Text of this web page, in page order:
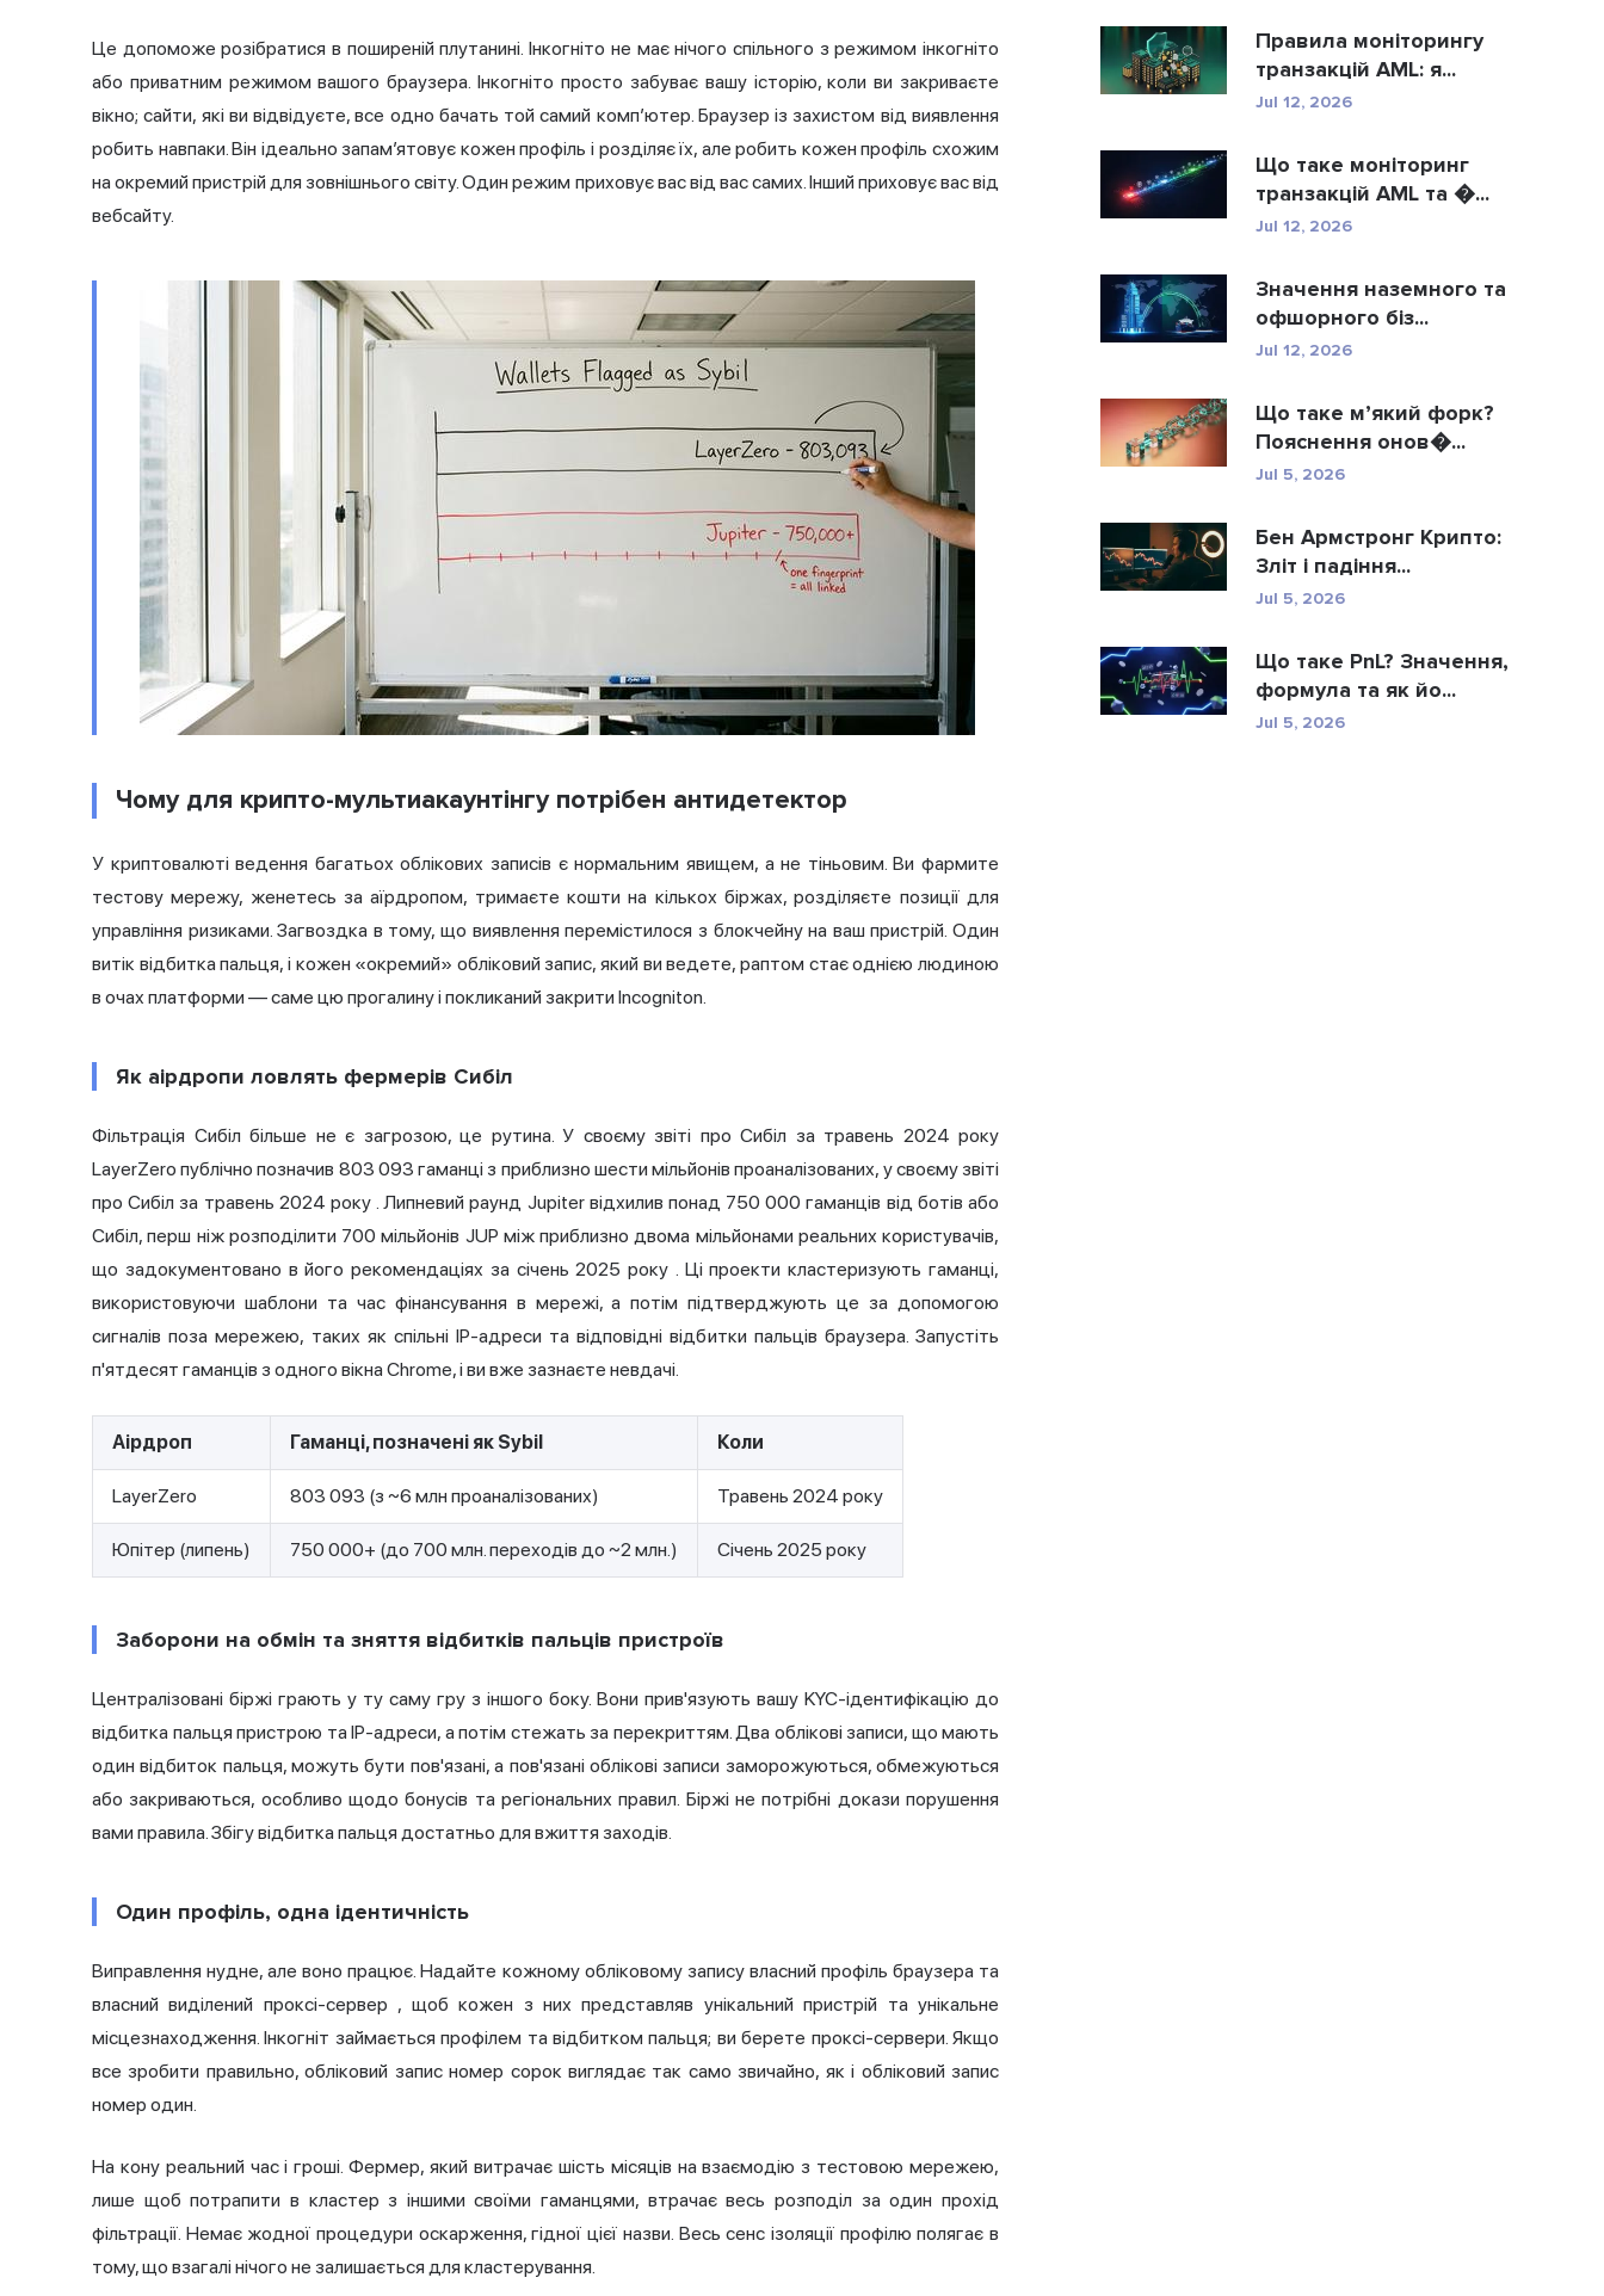
Це допоможе розібратися в поширеній плутанині. Інкогніто не має нічого спільного з режимом інкогніто
або приватним режимом вашого браузера. Інкогніто просто забуває вашу історію, коли ви закриваєте
вікно; сайти, які ви відвідуєте, все одно бачать той самий комп’ютер. Браузер із захистом від виявлення
робить навпаки. Він ідеально запам’ятовує кожен профіль і розділяє їх, але робить кожен профіль схожим
на окремий пристрій для зовнішнього світу. Один режим приховує вас від вас самих. Інший приховує вас від
вебсайту.
Чому для крипто-мультиакаунтінгу потрібен антидетектор
У криптовалюті ведення багатьох облікових записів є нормальним явищем, а не тіньовим. Ви фармите
тестову мережу, женетесь за аїрдропом, тримаєте кошти на кількох біржах, розділяєте позиції для
управління ризиками. Загвоздка в тому, що виявлення перемістилося з блокчейну на ваш пристрій. Один
витік відбитка пальця, і кожен «окремий» обліковий запис, який ви ведете, раптом стає однією людиною
в очах платформи — саме цю прогалину і покликаний закрити Incogniton.
Як аірдропи ловлять фермерів Сибіл
Фільтрація Сибіл більше не є загрозою, це рутина. У своєму звіті про Сибіл за травень 2024 року
LayerZero публічно позначив 803 093 гаманці з приблизно шести мільйонів проаналізованих, у своєму звіті
про Сибіл за травень 2024 року. Липневий раунд Jupiter відхилив понад 750 000 гаманців від ботів або
Сибіл, перш ніж розподілити 700 мільйонів JUP між приблизно двома мільйонами реальних користувачів,
що задокументовано в його рекомендаціях за січень 2025 року . Ці проекти кластеризують гаманці,
використовуючи шаблони та час фінансування в мережі, а потім підтверджують це за допомогою
сигналів поза мережею, таких як спільні IP-адреси та відповідні відбитки пальців браузера. Запустіть
п'ятдесят гаманців з одного вікна Chrome, і ви вже зазнаєте невдачі.
Аірдроп Гаманці, позначені як Sybil Коли
LayerZero 803 093 (з ~6 млн проаналізованих) Травень 2024 року
Юпітер (липень) 750 000+ (до 700 млн. переходів до ~2 млн.) Січень 2025 року
Заборони на обмін та зняття відбитків пальців пристроїв
Централізовані біржі грають у ту саму гру з іншого боку. Вони прив'язують вашу KYC-ідентифікацію до
відбитка пальця пристрою та IP-адреси, а потім стежать за перекриттям. Два облікові записи, що мають
один відбиток пальця, можуть бути пов'язані, а пов'язані облікові записи заморожуються, обмежуються
або закриваються, особливо щодо бонусів та регіональних правил. Біржі не потрібні докази порушення
вами правила. Збігу відбитка пальця достатньо для вжиття заходів.
Один профіль, одна ідентичність
Виправлення нудне, але воно працює. Надайте кожному обліковому запису власний профіль браузера та
власний виділений проксі-сервер , щоб кожен з них представляв унікальний пристрій та унікальне
місцезнаходження. Інкогніт займається профілем та відбитком пальця; ви берете проксі-сервери. Якщо
все зробити правильно, обліковий запис номер сорок виглядає так само звичайно, як і обліковий запис
номер один.
На кону реальний час і гроші. Фермер, який витрачає шість місяців на взаємодію з тестовою мережею,
лише щоб потрапити в кластер з іншими своїми гаманцями, втрачає весь розподіл за один прохід
фільтрації. Немає жодної процедури оскарження, гідної цієї назви. Весь сенс ізоляції профілю полягає в
тому, що взагалі нічого не залишається для кластерування.
Правила моніторингу
транзакцій AML: я...
Jul 12, 2026
Що таке моніторинг
транзакцій AML та �...
Jul 12, 2026
Значення наземного та
офшорного біз...
Jul 12, 2026
Що таке м’який форк?
Пояснення онов�...
Jul 5, 2026
Бен Армстронг Крипто:
Зліт і падіння...
Jul 5, 2026
Що таке PnL? Значення,
формула та як йо...
Jul 5, 2026